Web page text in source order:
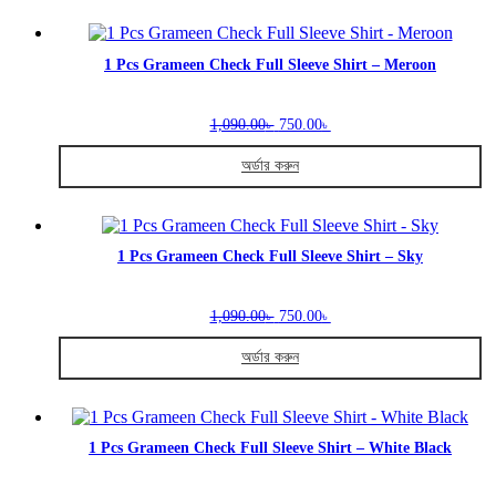
the
page
product
has
multiple
options
may
be
chosen
the
page
1 Pcs Grameen Check Full Sleeve Shirt – Meroon
1,090.00৳ Original
price
was:
1,090.00৳ .
750.00৳
price
750.00৳ .
অর্ডার করুন
product
has
multiple
options
may
be
chosen
the
page
1 Pcs Grameen Check Full Sleeve Shirt – Sky
1,090.00৳ Original
price
was:
1,090.00৳ .
750.00৳
price
750.00৳ .
অর্ডার করুন
product
has
multiple
1 Pcs Grameen Check Full Sleeve Shirt – White Black